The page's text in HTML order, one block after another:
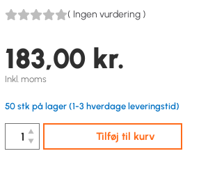
( Ingen vurdering )
183,00 kr.
Inkl. moms
50 stk på lager (1-3 hverdage leveringstid)
▲
▼
Tilføj til kurv